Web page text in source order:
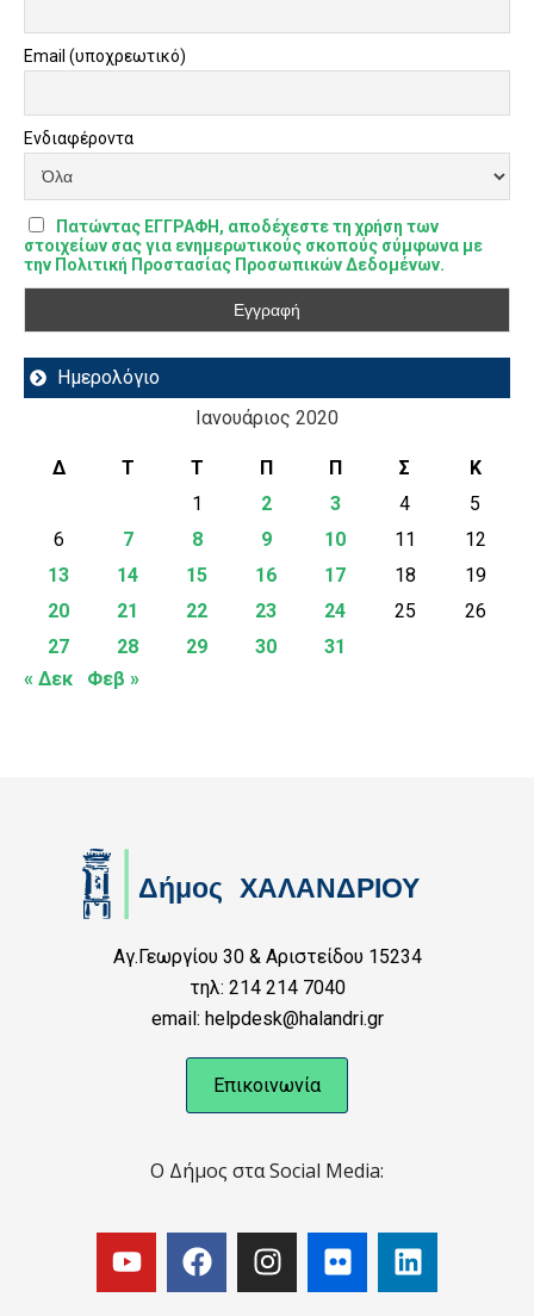
Email (υποχρεωτικό)
Ενδιαφέροντα
Πατώντας ΕΓΓΡΑΦΗ, αποδέχεστε τη χρήση των
στοιχείων σας για ενημερωτικούς σκοπούς σύμφωνα με
την Πολιτική Προστασίας Προσωπικών Δεδομένων.
Ημερολόγιο
Ιανουάριος 2020
Δ Τ Τ Π Π Σ
Κ
1
2 3 4
5
6
7 8 9 10 11
12
13
14 15 16 17 18
19
20
21 22 23 24 25
26
27
28 29 30
31
« Δεκ
Φεβ »
Αγ.Γεωργίου 30 & Αριστείδου 15234
τηλ: 214 214 7040
email: helpdesk@halandri.gr
Επικοινωνία
Ο Δήμος στα Social Media: